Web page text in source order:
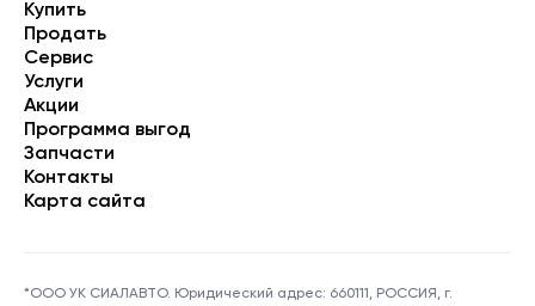
Купить
Продать
Сервис
Услуги
Акции
Программа выгод
Запчасти
Контакты
Карта сайта
*ООО УК СИАЛАВТО. Юридический адрес: 660111, РОССИЯ, г.